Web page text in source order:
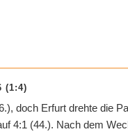
(1:4)
doch Erfurt drehte die
4:1 (44.). Nach dem